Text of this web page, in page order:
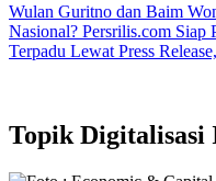
Wulan Guritno dan Baim
Nasional? Persrilis.com Siap
Terpadu Lewat Press
Topik Digitalisasi